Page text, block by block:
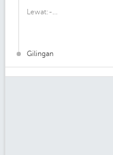
Lewat:-...
Gilingan